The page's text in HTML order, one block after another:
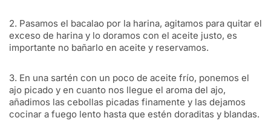
2. Pasamos el bacalao por la harina, agitamos para quitar el
exceso de harina y lo doramos con el aceite justo, es
importante no bañarlo en aceite y reservamos.
3. En una sartén con un poco de aceite frío, ponemos el
ajo picado y en cuanto nos llegue el aroma del ajo,
añadimos las cebollas picadas finamente y las dejamos
cocinar a fuego lento hasta que estén doraditas y blandas.